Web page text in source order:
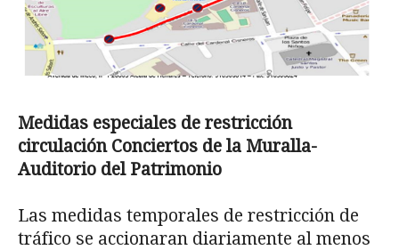
Medidas especiales de restricción
circulación Conciertos de la Muralla-
Auditorio del Patrimonio
Las medidas temporales de restricción de
tráfico se accionaran diariamente al menos